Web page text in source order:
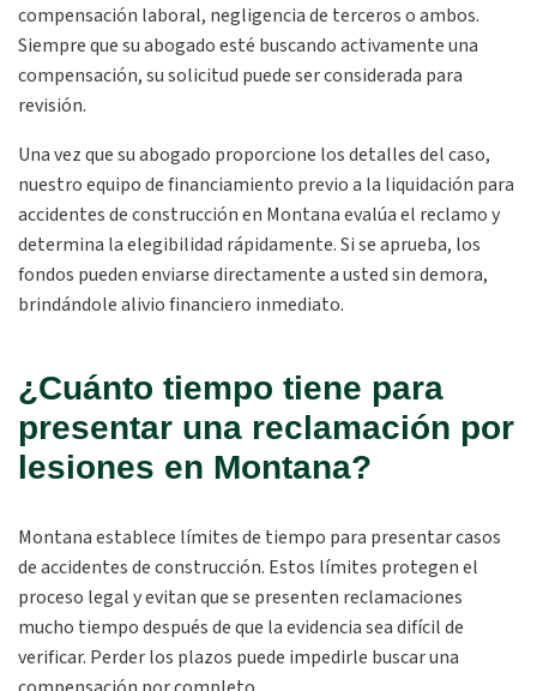
compensación laboral, negligencia de terceros o ambos.
Siempre que su abogado esté buscando activamente una
compensación, su solicitud puede ser considerada para
revisión.
Una vez que su abogado proporcione los detalles del caso,
nuestro equipo de financiamiento previo a la liquidación para
accidentes de construcción en Montana evalúa el reclamo y
determina la elegibilidad rápidamente. Si se aprueba, los
fondos pueden enviarse directamente a usted sin demora,
brindándole alivio financiero inmediato.
¿Cuánto tiempo tiene para
presentar una reclamación por
lesiones en Montana?
Montana establece límites de tiempo para presentar casos
de accidentes de construcción. Estos límites protegen el
proceso legal y evitan que se presenten reclamaciones
mucho tiempo después de que la evidencia sea difícil de
verificar. Perder los plazos puede impedirle buscar una